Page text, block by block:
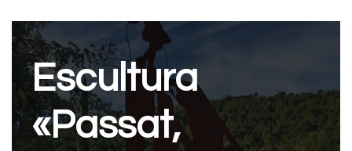
Escultura
«Passat,